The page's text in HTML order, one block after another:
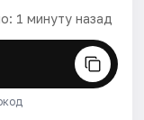
1 минуту назад